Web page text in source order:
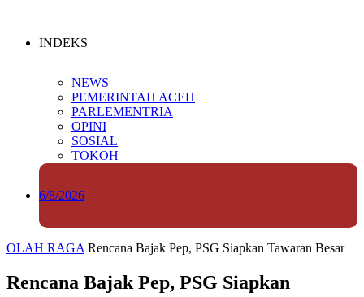
INDEKS
NEWS
PEMERINTAH ACEH
PARLEMENTRIA
OPINI
SOSIAL
TOKOH
6/8/2026
OLAH RAGA Rencana Bajak Pep, PSG Siapkan Tawaran Besar
Rencana Bajak Pep, PSG Siapkan